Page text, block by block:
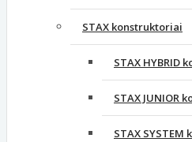
STAX konstruktoriai
STAX HYBRID
STAX JUNIOR
STAX